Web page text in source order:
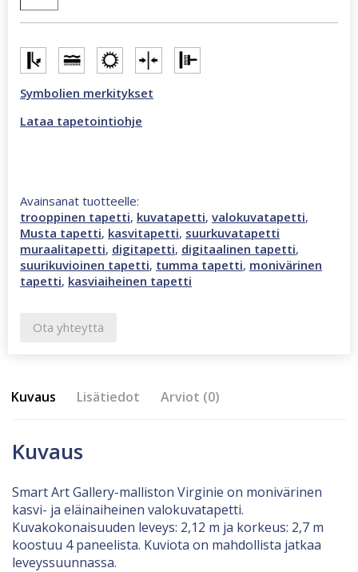
x
2,7
valokuvatapetti
monivärinen
46986
määrä
Symbolien merkitykset
Lataa tapetointiohje
Avainsanat tuotteelle:
trooppinen tapetti, kuvatapetti, valokuvatapetti,
Musta tapetti, kasvitapetti, suurkuvatapetti
muraalitapetti, digitapetti, digitaalinen tapetti,
suurikuvioinen tapetti, tumma tapetti, monivärinen
tapetti, kasviaiheinen tapetti
Ota yhteyttä
Kuvaus Lisätiedot Arviot (0)
Kuvaus
Smart Art Gallery-malliston Virginie on monivärinen
kasvi- ja eläinaiheinen valokuvatapetti.
Kuvakokonaisuuden leveys: 2,12 m ja korkeus: 2,7 m
koostuu 4 paneelista. Kuviota on mahdollista jatkaa
leveyssuunnassa.